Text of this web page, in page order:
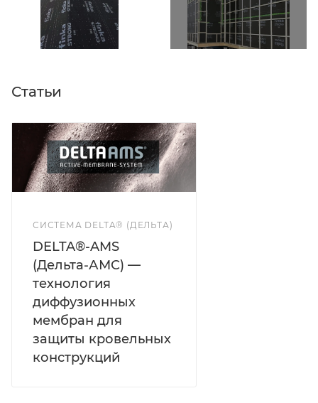
Статьи
СИСТЕМА DELTA® (ДЕЛЬТА)
DELTA®-AMS
(Дельта-АМС) —
технология
диффузионных
мембран для
защиты кровельных
конструкций